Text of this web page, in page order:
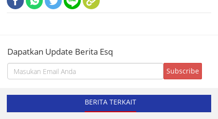
Dapatkan Update Berita Esq
BERITA TERKAIT